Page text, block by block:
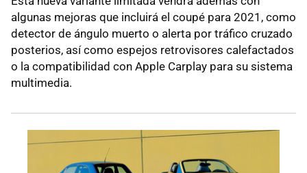
algunas mejoras que incluirá el coupé para 2021, como
detector de ángulo muerto o alerta por tráfico cruzado
posterios, así como espejos retrovisores calefactados
o la compatibilidad con Apple Carplay para su sistema
multimedia.